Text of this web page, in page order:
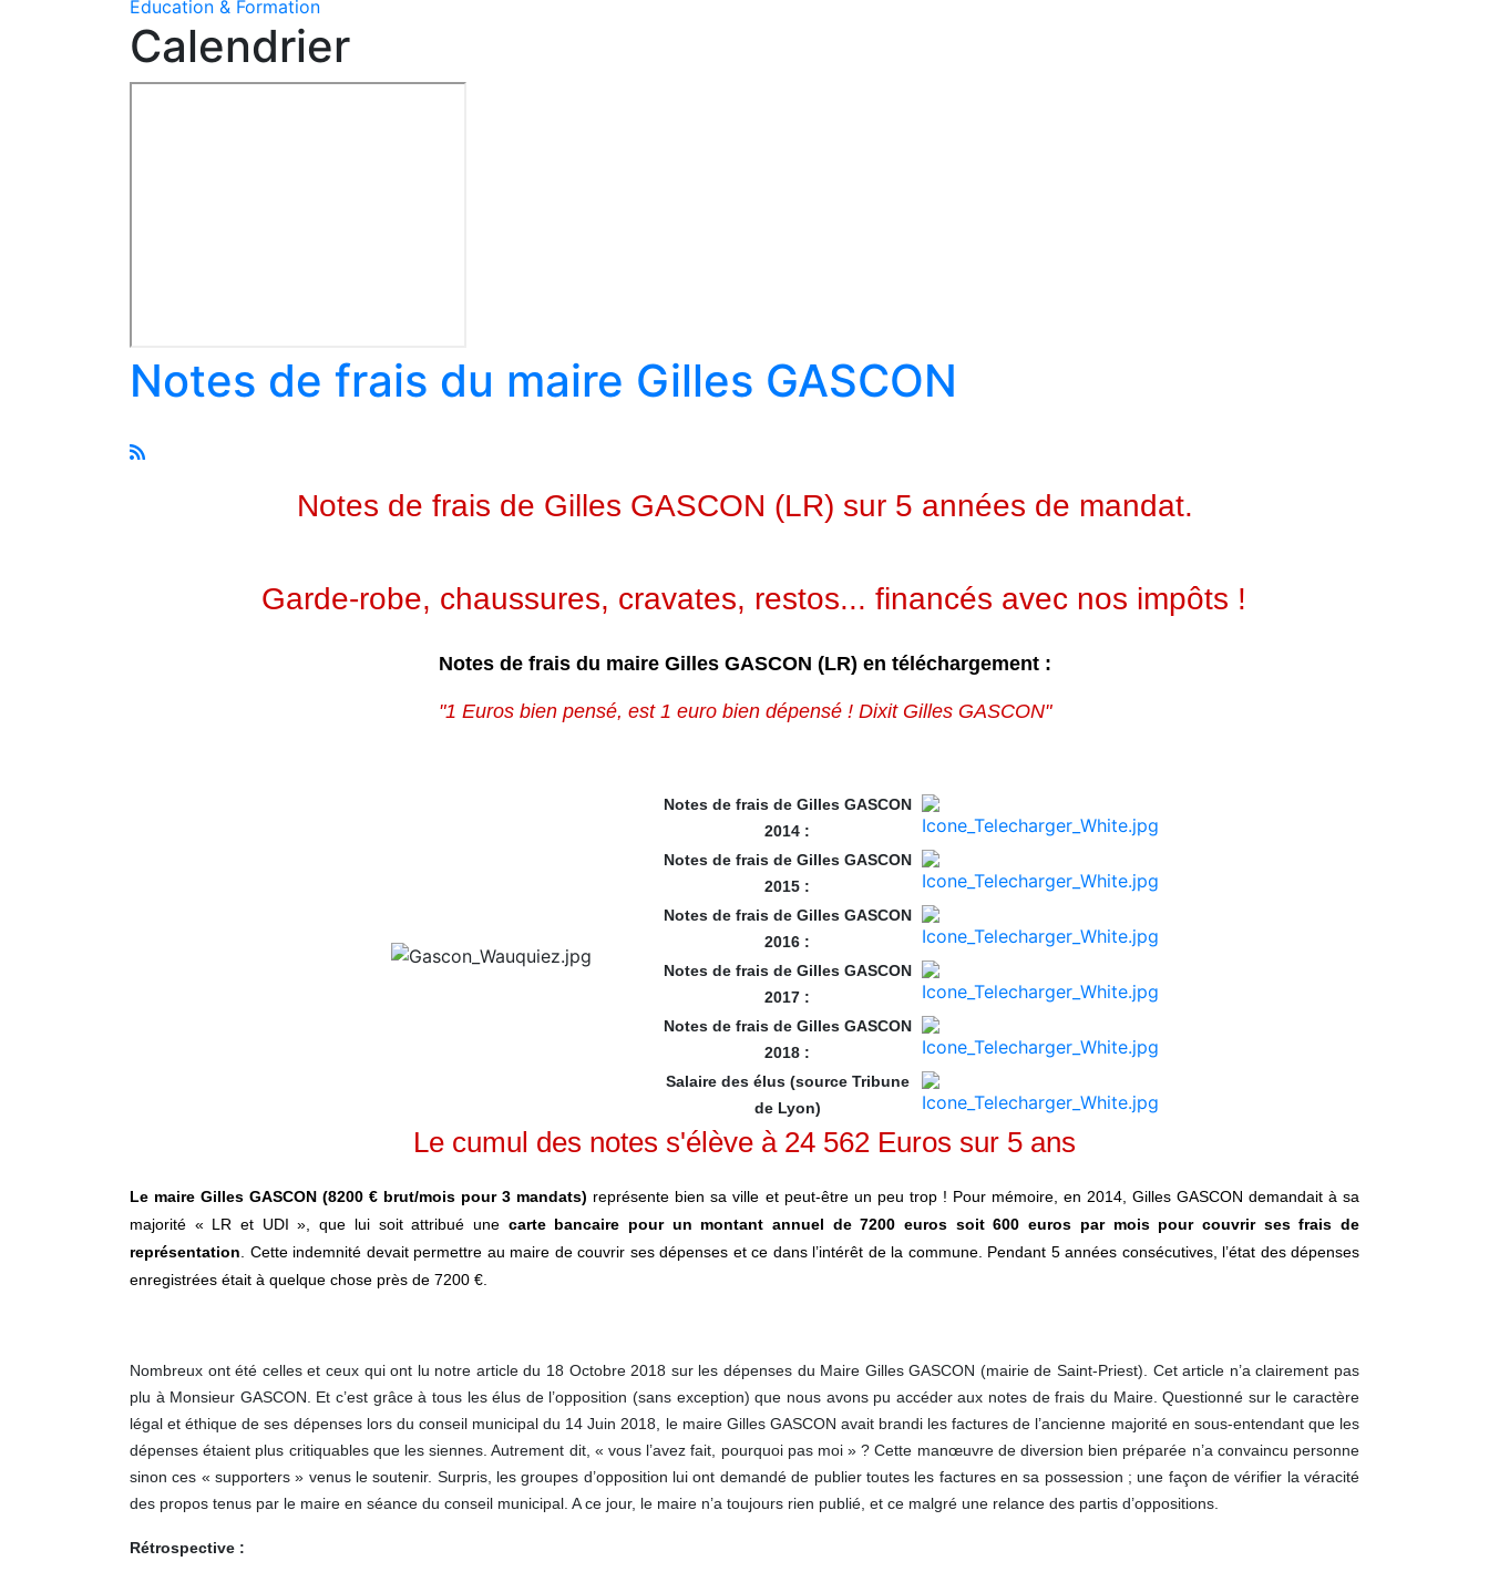
Education & Formation
Calendrier
Notes de frais du maire Gilles GASCON
Notes de frais de Gilles GASCON (LR) sur 5 années de mandat.
Garde-robe, chaussures, cravates, restos... financés avec nos impôts !
Notes de frais du maire Gilles GASCON (LR) en téléchargement :
"1 Euros bien pensé, est 1 euro bien dépensé ! Dixit Gilles GASCON"
Notes de frais de Gilles GASCON
2014 :
Notes de frais de Gilles GASCON
2015 :
Notes de frais de Gilles GASCON
2016 :
Notes de frais de Gilles GASCON
2017 :
Notes de frais de Gilles GASCON
2018 :
Salaire des élus (source Tribune
de Lyon)
Le cumul des notes s'élève à 24 562 Euros sur 5 ans
Le maire Gilles GASCON (8200 € brut/mois pour 3 mandats) représente bien sa ville et peut-être un peu trop ! Pour mémoire, en 2014, Gilles GASCON demandait à sa
majorité « LR et UDI », que lui soit attribué une carte bancaire pour un montant annuel de 7200 euros soit 600 euros par mois pour couvrir ses frais de
représentation . Cette indemnité devait permettre au maire de couvrir ses dépenses et ce dans l’intérêt de la commune. Pendant 5 années consécutives, l’état des dépenses
enregistrées était à quelque chose près de 7200 €.
Nombreux ont été celles et ceux qui ont lu notre article du 18 Octobre 2018 sur les dépenses du Maire Gilles GASCON (mairie de Saint-Priest). Cet article n’a clairement pas
plu à Monsieur GASCON. Et c’est grâce à tous les élus de l’opposition (sans exception) que nous avons pu accéder aux notes de frais du Maire. Questionné sur le caractère
légal et éthique de ses dépenses lors du conseil municipal du 14 Juin 2018, le maire Gilles GASCON avait brandi les factures de l’ancienne majorité en sous-entendant que les
dépenses étaient plus critiquables que les siennes. Autrement dit, « vous l’avez fait, pourquoi pas moi » ? Cette manœuvre de diversion bien préparée n’a convaincu personne
sinon ces « supporters » venus le soutenir. Surpris, les groupes d’opposition lui ont demandé de publier toutes les factures en sa possession ; une façon de vérifier la véracité
des propos tenus par le maire en séance du conseil municipal. A ce jour, le maire n’a toujours rien publié, et ce malgré une relance des partis d’oppositions.
Rétrospective :